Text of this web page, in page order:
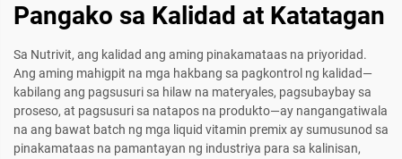
Pangako sa Kalidad at Katatagan
Sa Nutrivit, ang kalidad ang aming pinakamataas na priyoridad.
Ang aming mahigpit na mga hakbang sa pagkontrol ng kalidad—
kabilang ang pagsusuri sa hilaw na materyales, pagsubaybay sa
proseso, at pagsusuri sa natapos na produkto—ay nangangatiwala
na ang bawat batch ng mga liquid vitamin premix ay sumusunod sa
pinakamataas na pamantayan ng industriya para sa kalinisan,